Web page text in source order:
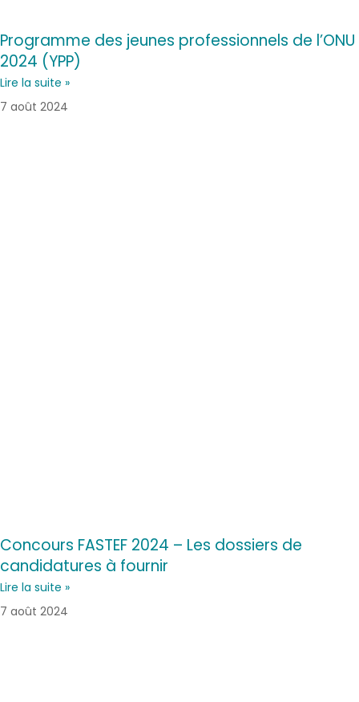
Programme des jeunes professionnels de l’ONU
2024 (YPP)
Lire la suite »
7 août 2024
Concours FASTEF 2024 – Les dossiers de
candidatures à fournir
Lire la suite »
7 août 2024